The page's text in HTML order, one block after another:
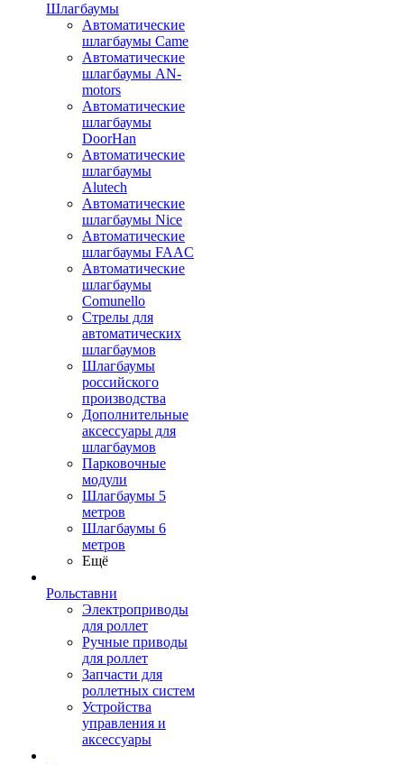
Шлагбаумы
Автоматические
шлагбаумы Came
Автоматические
шлагбаумы AN-
motors
Автоматические
шлагбаумы
DoorHan
Автоматические
шлагбаумы
Alutech
Автоматические
шлагбаумы Nice
Автоматические
шлагбаумы FAAC
Автоматические
шлагбаумы
Comunello
Стрелы для
автоматических
шлагбаумов
Шлагбаумы
российского
производства
Дополнительные
аксессуары для
шлагбаумов
Парковочные
модули
Шлагбаумы 5
метров
Шлагбаумы 6
метров
Ещё
Рольставни
Электроприводы
для роллет
Ручные приводы
для роллет
Запчасти для
роллетных систем
Устройства
управления и
аксессуары